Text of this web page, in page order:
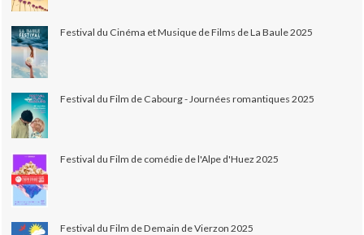
Festival du Cinéma et Musique de Films de La Baule 2025
Festival du Film de Cabourg - Journées romantiques 2025
Festival du Film de comédie de l'Alpe d'Huez 2025
Festival du Film de Demain de Vierzon 2025